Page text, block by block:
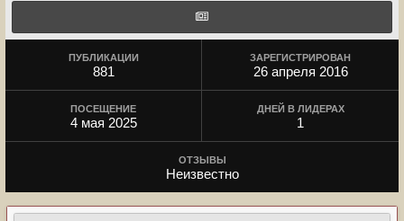
ПУБЛИКАЦИИ
881
ЗАРЕГИСТРИРОВАН
26 апреля 2016
ПОСЕЩЕНИЕ
4 мая 2025
ДНЕЙ В ЛИДЕРАХ
1
ОТЗЫВЫ
Неизвестно